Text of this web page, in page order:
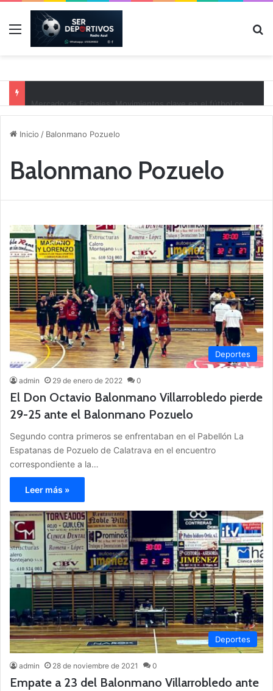
Menú
Inicio / Balonmano Pozuelo
Balonmano Pozuelo
Deportes
admin 29 de enero de 2022 0
El Don Octavio Balonmano Villarrobledo pierde
29-25 ante el Balonmano Pozuelo
Segundo contra primeros se enfrentaban en el Pabellón La
Espatanas de Pozuelo de Calatrava en el encuentro
correspondiente a la…
Leer más »
Deportes
admin 28 de noviembre de 2021 0
Empate a 23 del Balonmano Villarrobledo ante